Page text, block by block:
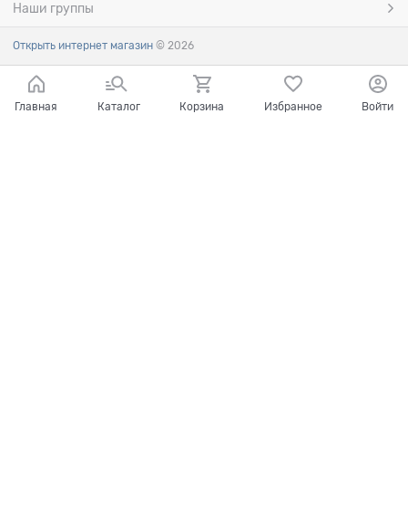
Наши группы
Открыть интернет магазин © 2026
Главная Каталог Корзина Избранное Войти